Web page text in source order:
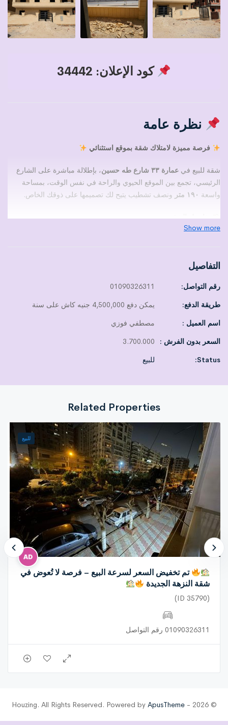
كود الإعلان: 34442
نظرة عامة
فرصة مميزة لامتلاك شقة بموقع استثنائي
شقة للبيع في عمارة ٣٣ شارع طه حسين
، بإطلالة مباشرة على الشارع
الرئيسي، تجمع بين الموقع الحيوي والراحة في نفس الوقت، بمساحة
واسعة ١٩٠ متر ونصف تشطيب يتيح لك تصميمها على ذوقك الخاص.
تفاصيل الشقة:
ريسبشن واسع مع بلكونة
حمام ماستر
الموقع والمميزات:
الدور الثاني – واجهة بحرية (شمال العقار)
تهوية ممتازة وإضاءة طبيعية طوال اليوم
شقة مثالية للسكن العائلي أو الاستثمار، في موقع حيوي وقريب من
كل الخدمات
لا تفوت الفرصة… احجز الآن وابدأ حياة جديدة في مكان مميز!
Show more
التفاصيل
رقم التواصل:
01090326311
طريقة الدفع:
يمكن دفع 4,500,000 جنيه كاش على سنة
اسم العميل :
مصطفي فوزي
السعر بدون الفرش :
3.700.000
Status:
للبيع
Related Properties
للبيع
تم تخفيض السعر لسرعة البيع – فرصة لا تُعوض في
شقة النزهة الجديدة
(ID 35790)
01090326311 رقم التواصل
© 2026 - Houzing. All Rights Reserved. Powered by
ApusTheme